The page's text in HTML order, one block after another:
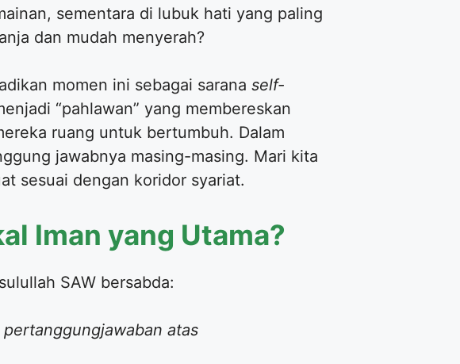
sementara di lubuk hati yang paling
dan mudah menyerah?
momen ini sebagai sarana self-
“pahlawan” yang membereskan
ruang untuk bertumbuh. Dalam
jawabnya masing-masing. Mari kita
sesuai dengan koridor syariat.
Iman yang Utama?
SAW bersabda:
atas